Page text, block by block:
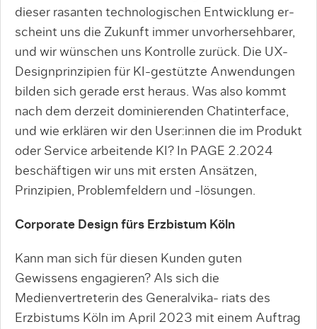
dieser rasanten technologischen Entwicklung er­
scheint uns die Zukunft immer unvorhersehbarer,
und wir wünschen uns Kontrolle zurück. Die UX-
Designprinzipien für KI-gestützte Anwendungen
bilden sich gerade erst heraus. Was also kommt
nach dem derzeit dominierenden Chatinterface,
und wie erklären wir den User:innen die im Produkt
oder Service arbeitende KI? In PAGE 2.2024
beschäftigen wir uns mit ersten Ansätzen,
Prinzipien, Problemfeldern und -lösungen.
Corporate Design fürs Erzbistum Köln
Kann man sich für diesen Kunden guten
Gewissens engagieren? Als sich die
Medienvertreterin des Generalvika- riats des
Erzbistums Köln im April 2023 mit einem Auftrag